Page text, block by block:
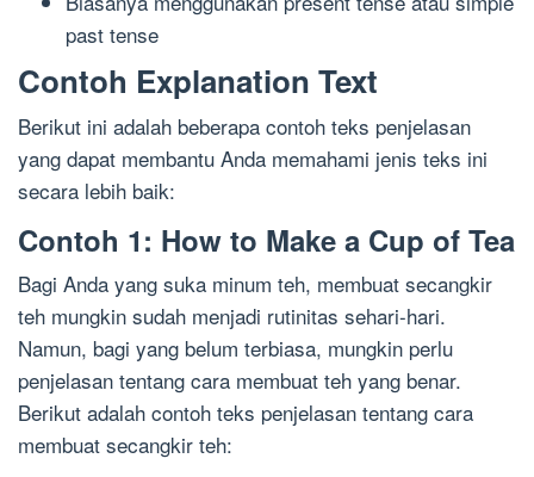
past tense
Contoh Explanation Text
Berikut ini adalah beberapa contoh teks penjelasan
yang dapat membantu Anda memahami jenis teks ini
secara lebih baik:
Contoh 1: How to Make a Cup of Tea
Bagi Anda yang suka minum teh, membuat secangkir
teh mungkin sudah menjadi rutinitas sehari-hari.
Namun, bagi yang belum terbiasa, mungkin perlu
penjelasan tentang cara membuat teh yang benar.
Berikut adalah contoh teks penjelasan tentang cara
membuat secangkir teh: